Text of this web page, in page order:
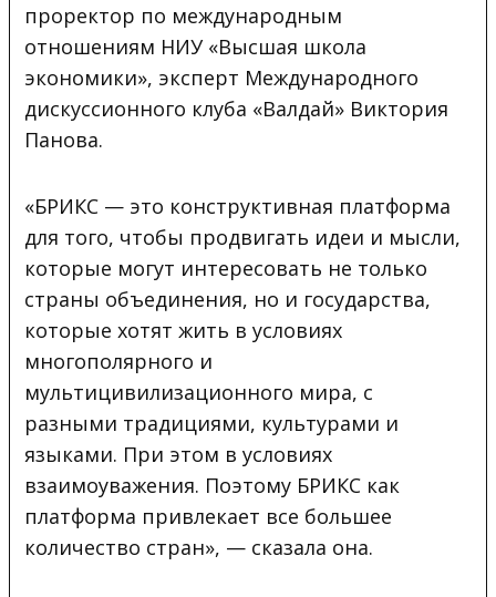
проректор по международным
отношениям НИУ «Высшая школа
экономики», эксперт Международного
дискуссионного клуба «Валдай» Виктория
Панова.
«БРИКС — это конструктивная платформа
для того, чтобы продвигать идеи и мысли,
которые могут интересовать не только
страны объединения, но и государства,
которые хотят жить в условиях
многополярного и
мультицивилизационного мира, с
разными традициями, культурами и
языками. При этом в условиях
взаимоуважения. Поэтому БРИКС как
платформа привлекает все большее
количество стран», — сказала она.